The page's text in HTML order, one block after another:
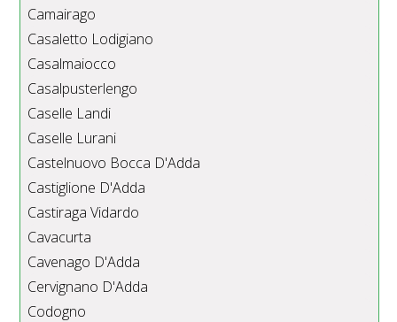
Camairago
Casaletto Lodigiano
Casalmaiocco
Casalpusterlengo
Caselle Landi
Caselle Lurani
Castelnuovo Bocca D'Adda
Castiglione D'Adda
Castiraga Vidardo
Cavacurta
Cavenago D'Adda
Cervignano D'Adda
Codogno